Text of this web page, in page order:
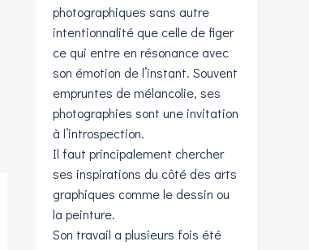
photographiques sans autre
intentionnalité que celle de figer
ce qui entre en résonance avec
son émotion de l’instant. Souvent
empruntes de mélancolie, ses
photographies sont une invitation
à l’introspection.
Il faut principalement chercher
ses inspirations du côté des arts
graphiques comme le dessin ou
la peinture.
Son travail a plusieurs fois été